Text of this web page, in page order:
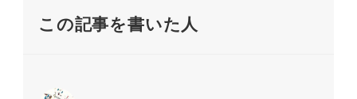
k
この記事を書いた人